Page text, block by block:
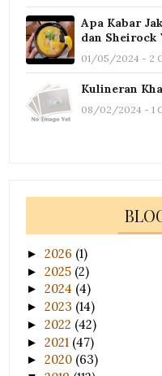
Apa Kabar
dan Sheirock
01/05/2024 - 2
Kulineran
08/02/2024 - 1
►2026 (1)
►2025 (2)
►2024 (4)
►2023 (14)
►2022 (42)
►2021 (47)
►2020 (63)